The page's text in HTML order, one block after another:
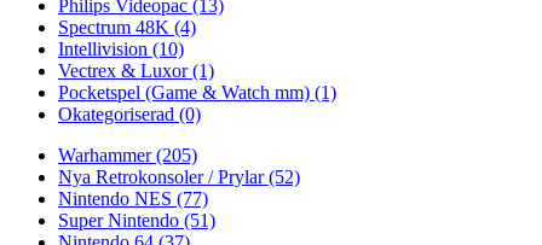
Philips Videopac (13)
Spectrum 48K (4)
Intellivision (10)
Vectrex & Luxor(1)
Pocketspel (Game & Watch mm) (1)
Okategoriserad (0)
Warhammer(205)
Nya Retrokonsoler / Prylar(52)
Nintendo NES (77)
Super Nintendo (51)